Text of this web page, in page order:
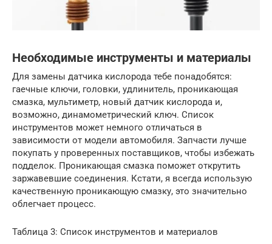
Необходимые инструменты и материалы
Для замены датчика кислорода тебе понадобятся:
гаечные ключи, головки, удлинитель, проникающая
смазка, мультиметр, новый датчик кислорода и,
возможно, динамометрический ключ. Список
инструментов может немного отличаться в
зависимости от модели автомобиля. Запчасти лучше
покупать у проверенных поставщиков, чтобы избежать
подделок. Проникающая смазка поможет открутить
заржавевшие соединения. Кстати, я всегда использую
качественную проникающую смазку, это значительно
облегчает процесс.
Таблица 3: Список инструментов и материалов